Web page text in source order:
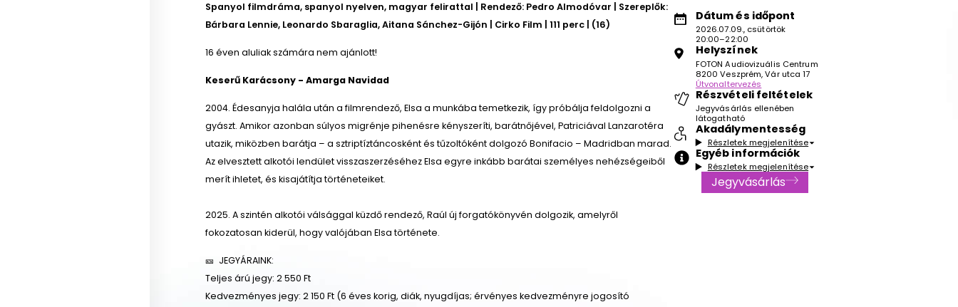
Spanyol filmdráma, spanyol nyelven, magyar felirattal | Rendező: Pedro Almodóvar | Szereplők:
Bárbara Lennie, Leonardo Sbaraglia, Aitana Sánchez-Gijón | Cirko Film | 111 perc | (16)
16 éven aluliak számára nem ajánlott!
Keserű Karácsony - Amarga Navidad
2004. Édesanyja halála után a filmrendező, Elsa a munkába temetkezik, így próbálja feldolgozni a
gyászt. Amikor azonban súlyos migrénje pihenésre kényszeríti, barátnőjével, Patriciával Lanzarotéra
utazik, miközben barátja – a sztriptíztáncosként és tűzoltóként dolgozó Bonifacio – Madridban marad.
Az elvesztett alkotói lendület visszaszerzéséhez Elsa egyre inkább barátai személyes nehézségeiből
merít ihletet, és kisajátítja történeteiket.
2025. A szintén alkotói válsággal küzdő rendező, Raúl új forgatókönyvén dolgozik, amelyről
fokozatosan kiderül, hogy valójában Elsa története.
🎫 JEGYÁRAINK:
Teljes árú jegy: 2 550 Ft
Kedvezményes jegy: 2 150 Ft (6 éves korig, diák, nyugdíjas; érvényes kedvezményre jogosító
Dátum és időpont
2026.07.09., csütörtök
20:00–22:00
Helyszínek
FOTON Audiovizuális Centrum
8200 Veszprém, Vár utca 17
Útvonaltervezés
Részvételi feltételek
Jegyvásárlás ellenében
látogatható
Akadálymentesség
Részletek megjelenítése
Egyéb információk
Részletek megjelenítése
Jegyvásárlás